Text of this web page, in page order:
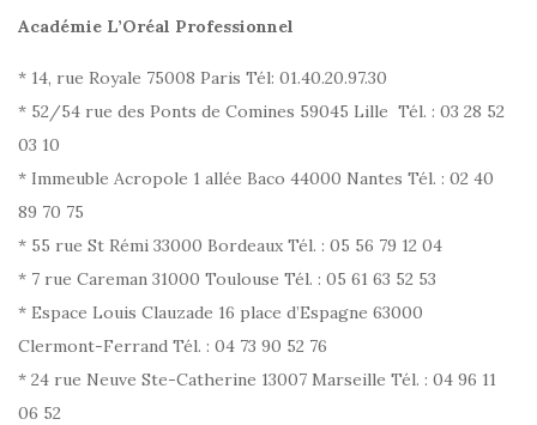
Académie L’Oréal Professionnel
* 14, rue Royale 75008 Paris Tél: 01.40.20.97.30
* 52/54 rue des Ponts de Comines 59045 Lille Tél. : 03 28 52
03 10
* Immeuble Acropole 1 allée Baco 44000 Nantes Tél. : 02 40
89 70 75
* 55 rue St Rémi 33000 Bordeaux Tél. : 05 56 79 12 04
* 7 rue Careman 31000 Toulouse Tél. : 05 61 63 52 53
* Espace Louis Clauzade 16 place d’Espagne 63000
Clermont-Ferrand Tél. : 04 73 90 52 76
* 24 rue Neuve Ste-Catherine 13007 Marseille Tél. : 04 96 11
06 52